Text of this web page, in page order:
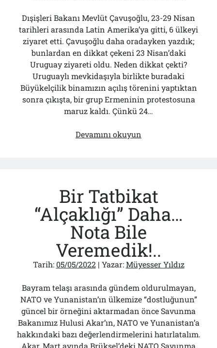
Dışişleri Bakanı Mevlüt Çavuşoğlu, 23-29 Nisan
tarihleri arasında Latin Amerika’ya gitti, 6 ülkeyi
ziyaret etti. Çavuşoğlu daha oradayken yazdık;
bunlardan en dikkat çekeni 23 Nisan’daki
Uruguay ziyareti oldu. Neden dikkat çekti?
Uruguaylı mevkidaşıyla birlikte buradaki
Büyükelçilik binamızın açılış törenini yaptıktan
sonra çıkışta, bir grup Ermeninin protestosuna
maruz kaldı. Çünkü 24…
Devamını okuyun
Çelenk
Bırakamamak!..
Bir Tatbikat
“Alçaklığı” Daha…
Nota Bile
Veremedik!..
Tarih: 05/05/2022| Yazar:Müyesser Yıldız
Bayram telaşı arasında gündem oldurulmayan,
NATO ve Yunanistan’ın ülkemize “dostluğunun”
güncel bir örneğini aktarmadan önce Savunma
Bakanımız Hulusi Akar’ın, NATO ve Yunanistan’a
hakkındaki bazı değerlendirmelerini hatırlatalım.
Akar, Mart ayında Brüksel’deki NATO Savunma